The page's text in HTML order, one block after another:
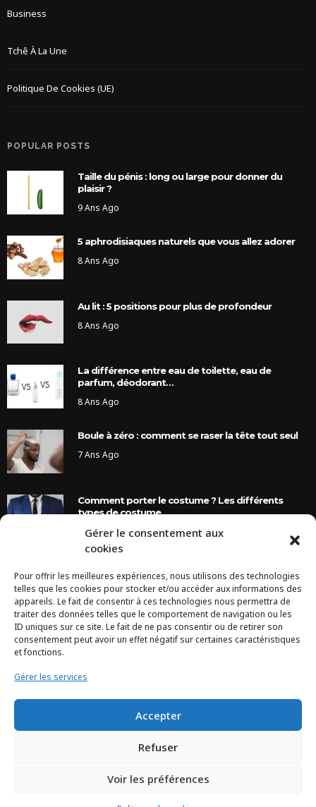
Gérer le consentement aux
cookies
Pour offrir les meilleures expériences, nous utilisons des technologies
telles que les cookies pour stocker et/ou accéder aux informations des
appareils. Le fait de consentir à ces technologies nous permettra de
traiter des données telles que le comportement de navigation ou les
ID uniques sur ce site. Le fait de ne pas consentir ou de retirer son
consentement peut avoir un effet négatif sur certaines caractéristiques
et fonctions.
Gérer les services
Accepter
Refuser
Voir les préférences
Business
Tchê À La Une
Politique De Cookies (UE)
POPULAR POSTS
Taille du pénis : long ou large pour donner du
plaisir ?
9 Ans Ago
5 aphrodisiaques naturels que vous allez adorer
8 Ans Ago
Au lit : 5 positions pour plus de profondeur
8 Ans Ago
La différence entre eau de toilette, eau de
parfum, déodorant…
8 Ans Ago
Boule à zéro : comment se raser la tête tout seul
7 Ans Ago
Comment porter le costume ? Les différents
types de costume
8 Ans Ago
INSTAGRAM
Configuration error or no pictures...